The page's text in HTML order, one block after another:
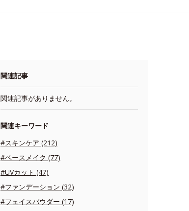
関連記事
関連記事がありません。
関連キーワード
#スキンケア (212)
#ベースメイク (77)
#UVカット (47)
#ファンデーション (32)
#フェイスパウダー (17)